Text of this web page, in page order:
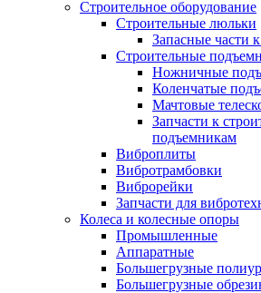
Строительное оборудование
Строительные люльки
Запасные части
Строительные
Ножничные
Коленчатые
Мачтовые
Запчасти к
подъемникам
Виброплиты
Вибротрамбовки
Виброрейки
Запчасти для
Колеса и колесные опоры
Промышленные
Аппаратные
Большегрузные
Большегрузные